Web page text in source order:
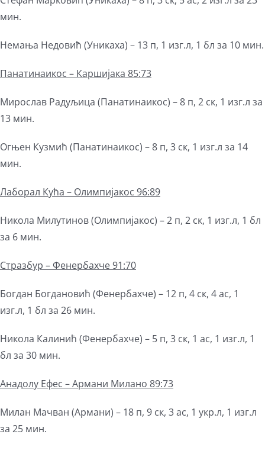
мин.
Немања Недовић (Уникаха) – 13 п, 1 изг.л, 1 бл за 10 мин.
Панатинаикос – Каршијака 85:73
Мирослав Радуљица (Панатинаикос) – 8 п, 2 ск, 1 изг.л за
13 мин.
Огњен Кузмић (Панатинаикос) – 8 п, 3 ск, 1 изг.л за 14
мин.
Лаборал Кућа – Олимпијакос 96:89
Никола Милутинов (Олимпијакос) – 2 п, 2 ск, 1 изг.л, 1 бл
за 6 мин.
Стразбур – Фенербахче 91:70
Богдан Богдановић (Фенербахче) – 12 п, 4 ск, 4 ас, 1
изг.л, 1 бл за 26 мин.
Никола Калинић (Фенербахче) – 5 п, 3 ск, 1 ас, 1 изг.л, 1
бл за 30 мин.
Анадолу Ефес – Армани Милано 89:73
Милан Мачван (Армани) – 18 п, 9 ск, 3 ас, 1 укр.л, 1 изг.л
за 25 мин.